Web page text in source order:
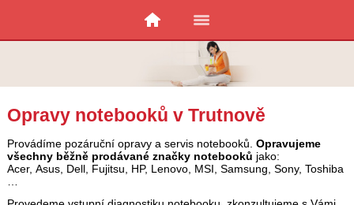
Opravy notebooků v Trutnově
Provádíme pozáruční opravy a servis notebooků. Opravujeme
všechny běžně prodávané značky notebooků jako:
Acer, Asus, Dell, Fujitsu, HP, Lenovo, MSI, Samsung, Sony, Toshiba